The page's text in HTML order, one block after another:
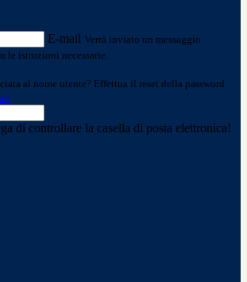
E-mail Verrà inviato un messaggio
istruzioni necessarie.
al nome utente? Effettua il reset della password
di controllare la casella di posta elettronica!